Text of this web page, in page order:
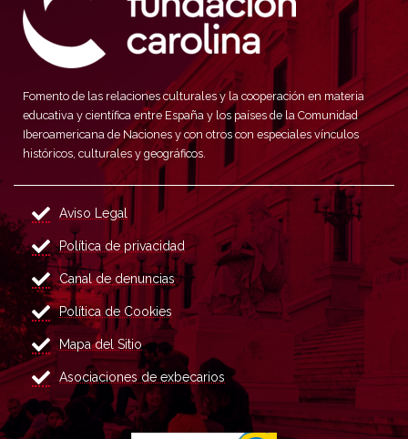
Fomento de las relaciones culturales y la cooperación en materia
educativa y científica entre España y los países de la Comunidad
Iberoamericana de Naciones y con otros con especiales vínculos
históricos, culturales y geográficos.
Aviso Legal
Política de privacidad
Canal de denuncias
Política de Cookies
Mapa del Sitio
Asociaciones de exbecarios